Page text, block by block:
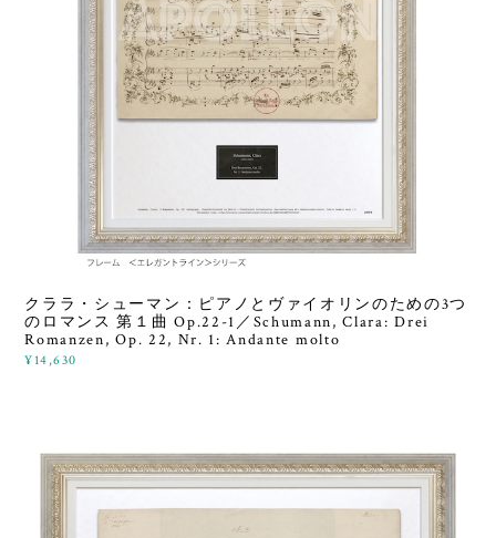
クララ・シューマン：ピアノとヴァイオリンのための3つ
のロマンス 第１曲 Op.22-1／Schumann, Clara: Drei
Romanzen, Op. 22, Nr. 1: Andante molto
¥14,630